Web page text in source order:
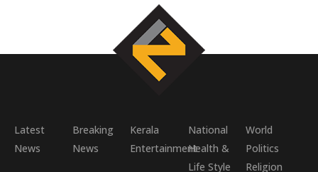
Latest
News
Breaking
News
Kerala National
World
EntertainmentHealth &
Life Style
Politics
Religion